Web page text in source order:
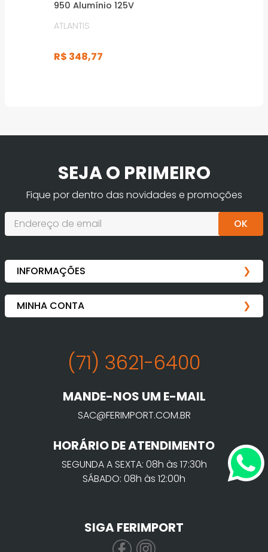
950 Alumínio 125V
ATLANTIS
R$ 348,77
SEJA O PRIMEIRO
Fique por dentro das novidades e promoções
OK
(71) 3621-6400
MANDE-NOS UM E-MAIL
SAC@FERIMPORT.COM.BR
HORÁRIO DE ATENDIMENTO
SEGUNDA A SEXTA: 08h às 17:30h
SÁBADO: 08h às 12:00h
SIGA FERIMPORT